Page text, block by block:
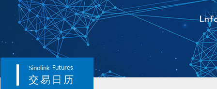
Sinolink Futures
交易日历